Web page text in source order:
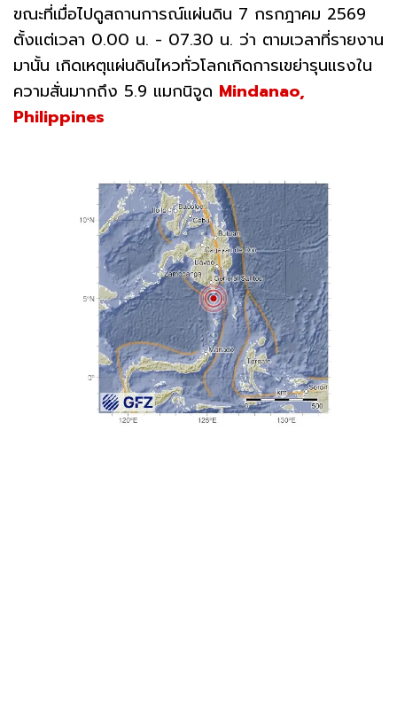
ขณะที่เมื่อไปดูสถานการณ์แผ่นดิน 7 กรกฎาคม 2569
ตั้งแต่เวลา 0.00 น. - 07.30 น. ว่า ตามเวลาที่รายงาน
มานั้น เกิดเหตุแผ่นดินไหวทั่วโลกเกิดการเขย่ารุนแรงใน
ความสั่นมากถึง 5.9 แมกนิจูด Mindanao,
Philippines